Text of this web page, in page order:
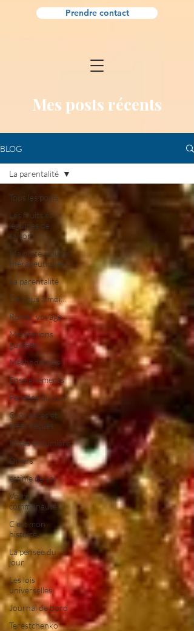
Prendre contact
Mes posts récents
BLOG
Tous les posts
Les fruits et
légumes de
saison
Ma boîte à outils
thérapeutiques
La parentalité
De vous à moi...
Rome : voyage
Méditations
guidées
Méthodologie
Enseignements
Pensées du jour
Croyances et
idées reçues
Mises en lumière
Divers
estime de soi
Votre
communauté
C'est mon
histoire
La pensée du
jour
Les lois
universelles
Journal de bord
Terestchenko
La parentalité